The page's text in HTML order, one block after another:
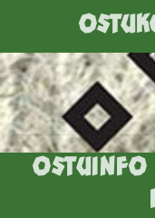
content
OSTUINFO